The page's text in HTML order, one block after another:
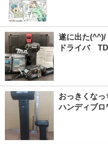
遂に出た
ドライバ
おっきくな
ハンディブ